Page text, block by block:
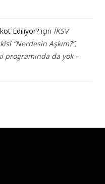
Ediliyor? için İKSV
“Nerdesin Aşkım?”,
programında da yok –